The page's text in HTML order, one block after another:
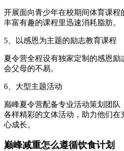
开展面向青少年在校期间体育课程
丰富有趣的课程里迅速消耗脂肪。
5、以感恩为主题的励志教育课程
夏令营全程设有独家定制的感恩
会父母的不易。
6、大型主题活动
巅峰夏令营配备专业活动策划团
各样精彩的文体活动，助力他们
心成长。
巅峰减重怎么遵循饮食计划